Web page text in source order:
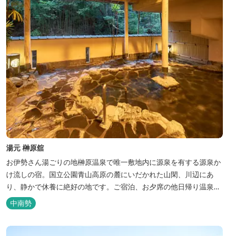
湯元 榊原舘
お伊勢さん湯ごりの地榊原温泉で唯一敷地内に源泉を有する源泉か
け流しの宿。国立公園青山高原の麓にいだかれた山閑、川辺にあ
り、静かで休養に絶好の地です。ご宿泊、お夕席の他日帰り温泉も
楽しめます。お料理にも温泉を用いた温泉野菜蒸しの他美と健康を
テーマとしたふるさと会席をご用意しています。
中南勢